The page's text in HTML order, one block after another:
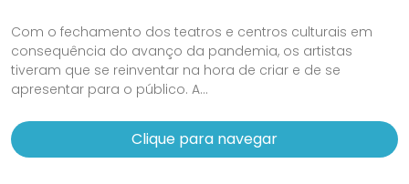
Com o fechamento dos teatros e centros culturais em
consequência do avanço da pandemia, os artistas
tiveram que se reinventar na hora de criar e de se
apresentar para o público. A...
Clique para navegar